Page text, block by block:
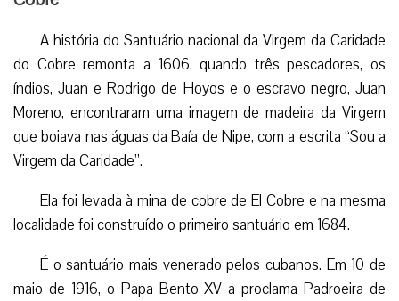
A história do Santuário nacional da Virgem da Caridade
do Cobre remonta a 1606, quando três pescadores, os
índios, Juan e Rodrigo de Hoyos e o escravo negro, Juan
Moreno, encontraram uma imagem de madeira da Virgem
que boiava nas águas da Baía de Nipe, com a escrita “Sou a
Virgem da Caridade”.
Ela foi levada à mina de cobre de El Cobre e na mesma
localidade foi construído o primeiro santuário em 1684.
É o santuário mais venerado pelos cubanos. Em 10 de
maio de 1916, o Papa Bento XV a proclama Padroeira de